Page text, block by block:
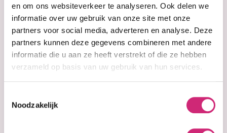
en om ons websiteverkeer te analyseren. Ook delen we
informatie over uw gebruik van onze site met onze
partners voor social media, adverteren en analyse. Deze
partners kunnen deze gegevens combineren met andere
informatie die u aan ze heeft verstrekt of die ze hebben
verzameld op basis van uw gebruik van hun services.
Noodzakelijk
Op voorraad
Voor 15:00 besteld =morgen in huis
30 dagenbedenktijd
Uitgebreidecollectie
bestelling